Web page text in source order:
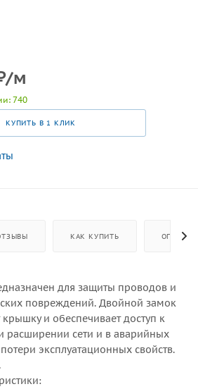
/м
740
КУПИТЬ В 1 КЛИК
КАК КУПИТЬ ОПЛАТА
для защиты проводов и
повреждений. Двойной замок
и обеспечивает доступ к
расширении сети и в аварийных
эксплуатационных свойств.